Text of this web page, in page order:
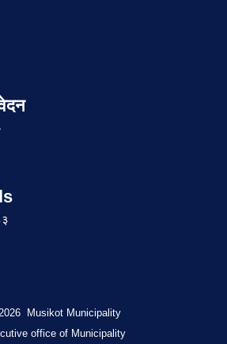
Musikot Municipality
office of Municipality